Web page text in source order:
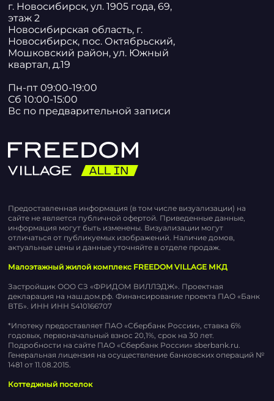
г. Новосибирск, ул. 1905 года, 69,
этаж 2
Новосибирская область, г.
Новосибирск, пос. Октябрьский,
Мошковский район, ул. Южный
квартал, д.19
Пн-пт 09:00-19:00
Сб 10:00-15:00
Вс по предварительной записи
Предоставленная информация (в том числе визуализации) на
сайте не является публичной офертой. Приведенные данные,
информация могут быть изменены. Визуализации могут
отличаться от публикуемых изображений. Наличие домов,
актуальные цены и данные уточняйте в отделе продаж.
Малоэтажный жилой комплекс FREEDOM VILLAGE МКД
Застройщик ООО СЗ «ФРИДОМ ВИЛЛЭДЖ». Проектная
декларация на наш.дом.рф. Финансирование проекта ПАО «Банк
ВТБ». ИНН ИНН 5410166707
*Ипотеку предоставляет ПАО «Сбербанк России», ставка 6%
годовых, первоначальный взнос 20,1%, срок на 30 лет.
Подробности на сайте ПАО «Сбербанк России» sberbank.ru.
Генеральная лицензия на осуществление банковских операций №
1481 от 11.08.2015.
Коттеджный поселок